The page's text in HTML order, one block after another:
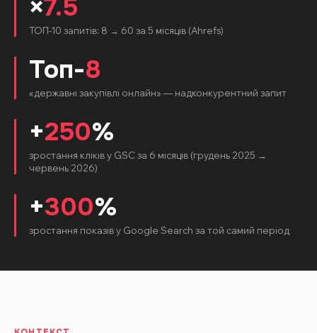
×7.5
ТОП-10 запитів: 8 → 60 за 5 місяців (Ahrefs)
Топ-8
«державні закупівлі онлайн» — надконкурентний запит
+250%
зростання кліків у GSC за 6 місяців (грудень 2025 →
червень 2026)
+300%
зростання показів у Google Search за той самий період